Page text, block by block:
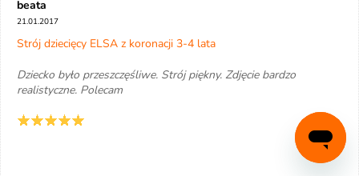
beata
21.01.2017
Strój dziecięcy ELSA z koronacji 3-4 lata
Dziecko było przeszczęśliwe. Strój piękny. Zdjęcie bardzo
realistyczne. Polecam